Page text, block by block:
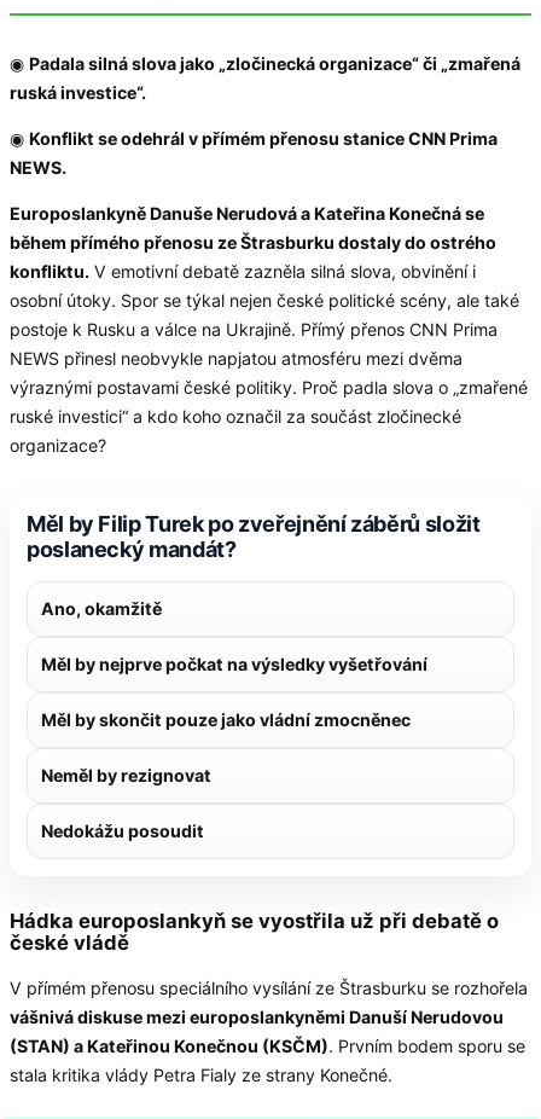
◉ Padala silná slova jako „zločinecká organizace“ či „zmařená
ruská investice“.
◉ Konflikt se odehrál v přímém přenosu stanice CNN Prima
NEWS.
Europoslankyně Danuše Nerudová a Kateřina Konečná se
během přímého přenosu ze Štrasburku dostaly do ostrého
konfliktu. V emotivní debatě zazněla silná slova, obvinění i
osobní útoky. Spor se týkal nejen české politické scény, ale také
postoje k Rusku a válce na Ukrajině. Přímý přenos CNN Prima
NEWS přinesl neobvykle napjatou atmosféru mezi dvěma
výraznými postavami české politiky. Proč padla slova o „zmařené
ruské investici“ a kdo koho označil za součást zločinecké
organizace?
Měl by Filip Turek po zveřejnění záběrů složit
poslanecký mandát?
Ano, okamžitě
Měl by nejprve počkat na výsledky vyšetřování
Měl by skončit pouze jako vládní zmocněnec
Neměl by rezignovat
Nedokážu posoudit
Hádka europoslankyň se vyostřila už při debatě o
české vládě
V přímém přenosu speciálního vysílání ze Štrasburku se rozhořela
vášnivá diskuse mezi europoslankyněmi Danuší Nerudovou
(STAN) a Kateřinou Konečnou (KSČM). Prvním bodem sporu se
stala kritika vlády Petra Fialy ze strany Konečné.